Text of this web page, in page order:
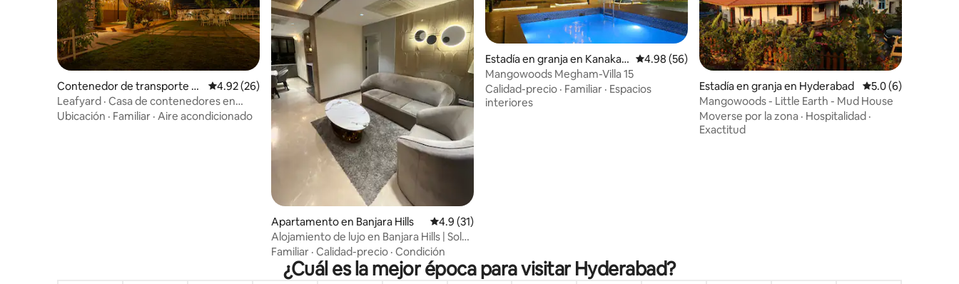
Contenedor de transporte e
n Rayannaguda
Calificación promedio: 4.92 de 5, 26 reseñas
4.92 (26)
Leafyard · Casa de contenedores en
Hyderabad con jacuzzi y piscina
Ubicación · Familiar · Aire acondicionado
Apartamento en Banjara Hills Calificación promedio: 4.9 de 5, 31 reseñas
4.9 (31)
Alojamiento de lujo en Banjara Hills | Solo
familias |2BHK
Familiar · Calidad-precio · Condición
Estadía en granja en Kanaka
mamidi
Calificación promedio: 4.98 de 5, 56 reseñas
4.98 (56)
Mangowoods Megham-Villa 15
Calidad-precio · Familiar · Espacios
interiores
Estadía en granja en Hyderabad Calificación
5.0 (6)
Mangowoods - Little Earth - Mud House
Moverse por la zona · Hospitalidad ·
Exactitud
¿Cuál es la mejor época para visitar Hyderabad?